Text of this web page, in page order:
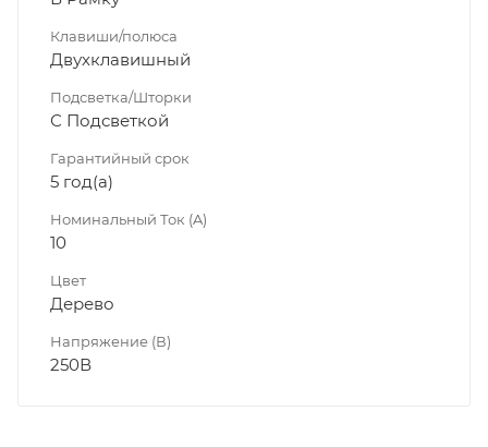
Клавиши/полюса
Двухклавишный
Подсветка/Шторки
С Подсветкой
Гарантийный срок
5 год(а)
Номинальный Ток (A)
10
Цвет
Дерево
Напряжение (В)
250В